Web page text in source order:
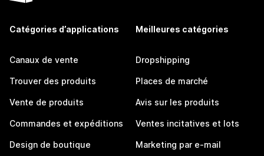
Catégories d’applications
Canaux de vente
Trouver des produits
Vente de produits
Commandes et expéditions
Design de boutique
Meilleures catégories
Dropshipping
Places de marché
Avis sur les produits
Ventes incitatives et lots
Marketing par e-mail